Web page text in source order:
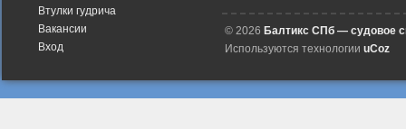
Втулки гудрича
Вакансии
Вход
© 2026 Балтикс СПб — судовое
Используются технологии uCoz